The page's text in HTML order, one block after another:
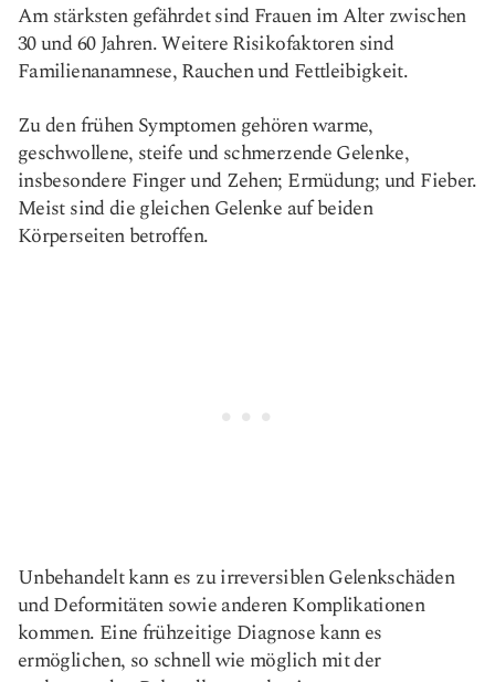
Am stärksten gefährdet sind Frauen im Alter zwischen
30 und 60 Jahren. Weitere Risikofaktoren sind
Familienanamnese, Rauchen und Fettleibigkeit.
Zu den frühen Symptomen gehören warme,
geschwollene, steife und schmerzende Gelenke,
insbesondere Finger und Zehen; Ermüdung; und Fieber.
Meist sind die gleichen Gelenke auf beiden
Körperseiten betroffen.
Unbehandelt kann es zu irreversiblen Gelenkschäden
und Deformitäten sowie anderen Komplikationen
kommen. Eine frühzeitige Diagnose kann es
ermöglichen, so schnell wie möglich mit der